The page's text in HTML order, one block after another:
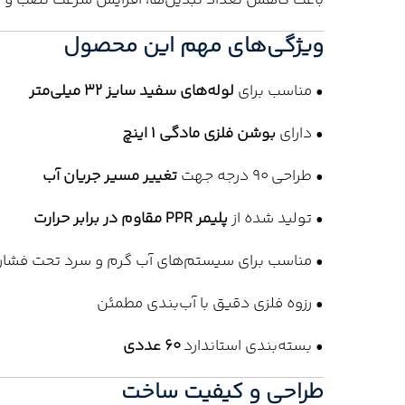
ویژگی‌های مهم این محصول
• مناسب برای لوله‌های سفید سایز 32 میلی‌متر
• دارای بوشن فلزی مادگی 1 اینچ
• طراحی 90 درجه جهت
تغییر مسیر جریان آب
• تولید شده از پلیمر PPR مقاوم در برابر حرارت
• مناسب برای سیستم‌های آب گرم و سرد تحت
• رزوه فلزی دقیق با آب‌بندی مطمئن
• بسته‌بندی استاندارد60 عددی
طراحی و کیفیت ساخت